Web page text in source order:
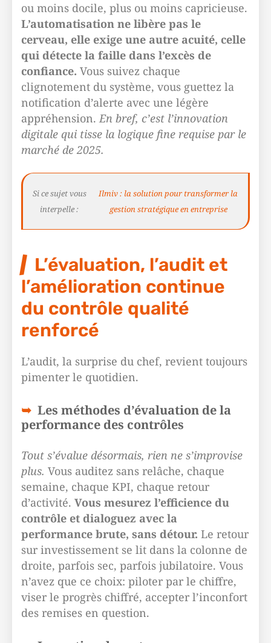
ou moins docile, plus ou moins capricieuse.
L’automatisation ne libère pas le
cerveau, elle exige une autre acuité, celle
qui détecte la faille dans l’excès de
confiance. Vous suivez chaque
clignotement du système, vous guettez la
notification d’alerte avec une légère
appréhension.En bref, c’est l’innovation
digitale qui tisse la logique fine requise par le
marché de 2025.
Si ce sujet vous
interpelle :
Ilmiv : la solution pour transformer la
gestion stratégique en entreprise
L’évaluation, l’audit et
l’amélioration continue
du contrôle qualité
renforcé
L’audit, la surprise du chef, revient toujours
pimenter le quotidien.
Les méthodes d’évaluation de la
performance des contrôles
Tout s’évalue désormais, rien ne s’improvise
plus. Vous auditez sans relâche, chaque
semaine, chaque KPI, chaque retour
d’activité. Vous mesurez l’efficience du
contrôle et dialoguez avec la
performance brute, sans détour. Le retour
sur investissement se lit dans la colonne de
droite, parfois sec, parfois jubilatoire. Vous
n’avez que ce choix: piloter par le chiffre,
viser le progrès chiffré, accepter l’inconfort
des remises en question.